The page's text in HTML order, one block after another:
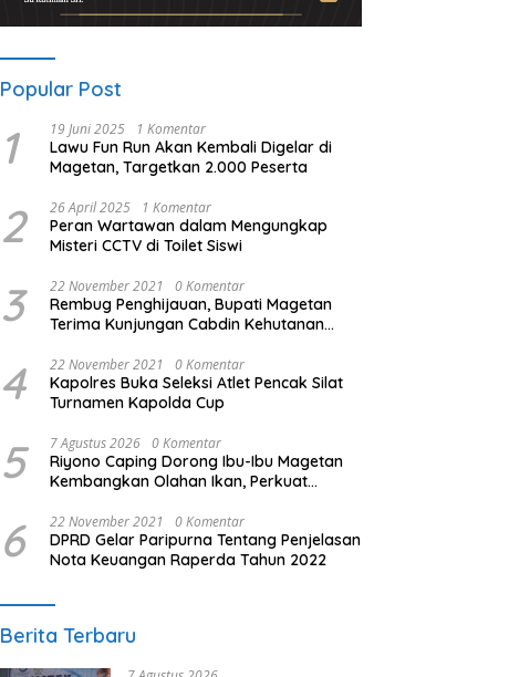
Popular Post
1 19 Juni 2025 1 Komentar
Lawu Fun Run Akan Kembali Digelar di
Magetan, Targetkan 2.000 Peserta
2 26 April 2025 1 Komentar
Peran Wartawan dalam Mengungkap
Misteri CCTV di Toilet Siswi
3 22 November 2021 0 Komentar
Rembug Penghijauan, Bupati Magetan
Terima Kunjungan Cabdin Kehutanan
4 22 November 2021 0 Komentar
Kapolres Buka Seleksi Atlet Pencak Silat
Turnamen Kapolda Cup
5 7 Agustus 2026 0 Komentar
Riyono Caping Dorong Ibu-Ibu Magetan
Kembangkan Olahan Ikan, Perkuat
6 22 November 2021 0 Komentar
DPRD Gelar Paripurna Tentang Penjelasan
Nota Keuangan Raperda Tahun 2022
Berita Terbaru